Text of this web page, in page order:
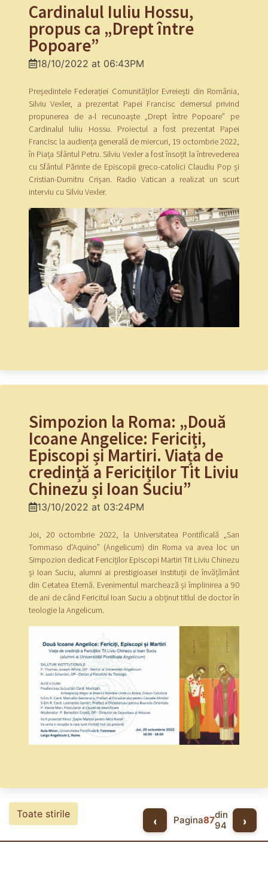
Cardinalul Iuliu Hossu,
propus ca „Drept între
Popoare”
18/10/2022 at 06:43PM
Președintele Federației Comunităților Evreiești din România,
Silviu Vexler, a prezentat Papei Francisc demersul privind
propunerea de a-l recunoaște „Drept între Popoare” pe
Cardinalul Iuliu Hossu. Proiectul a fost prezentat Papei
Francisc la audiența generală de miercuri, 19 octombrie 2022,
în Piața Sfântul Petru. Silviu Vexler a fost însoțit la întrevederea
cu Sfântul Părinte de Episcopii greco-catolici Claudiu Pop și
Cristian-Dumitru Crișan. Radio Vatican a realizat un scurt
interviu cu Silviu Vexler.
Simpozion la Roma: „Două
Icoane Angelice: Fericiți,
Episcopi și Martiri. Viața de
credință a Fericiților Tit Liviu
Chinezu și Ioan Suciu”
13/10/2022 at 03:24PM
Joi, 20 octombrie 2022, la Universitatea Pontificală „San
Tommaso d'Aquino” (Angelicum) din Roma va avea loc un
Simpozion dedicat Fericiților Episcopi Martiri Tit Liviu Chinezu
și Ioan Suciu, alumni ai prestigioasei Instituții de învățământ
din Cetatea Eternă. Evenimentul marchează și împlinirea a 90
de ani de când Fericitul Ioan Suciu a obținut titlul de doctor în
teologie la Angelicum.
Toate stirile ‹ Pagina87din
94
›